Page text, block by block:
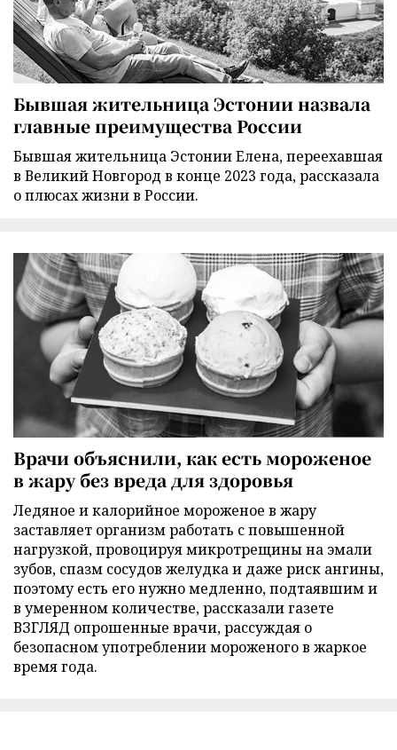
Бывшая жительница Эстонии назвала
главные преимущества России
Бывшая жительница Эстонии Елена, переехавшая
в Великий Новгород в конце 2023 года, рассказала
о плюсах жизни в России.
Врачи объяснили, как есть мороженое
в жару без вреда для здоровья
Ледяное и калорийное мороженое в жару
заставляет организм работать с повышенной
нагрузкой, провоцируя микротрещины на эмали
зубов, спазм сосудов желудка и даже риск ангины,
поэтому есть его нужно медленно, подтаявшим и
в умеренном количестве, рассказали газете
ВЗГЛЯД опрошенные врачи, рассуждая о
безопасном употреблении мороженого в жаркое
время года.